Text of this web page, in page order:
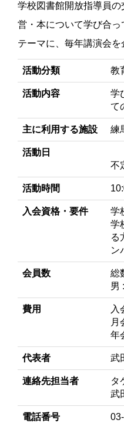
学校図書館開放指導員
営・本について学び合
テーマに、毎年講演会を
活動分類 教
活動内容
学
て
主に利用する施設 練
活動日
不
活動時間
入会資格・要件
学
学
る
ン
会員数
総
男
費用
入
月
年
代表者 武
連絡先担当者
タ
武
電話番号